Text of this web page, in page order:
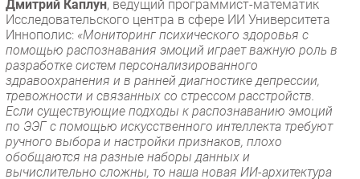
Новости
Аналитика
Интервью
Мероприятия
Проекты
IT класс
Тестовый стенд
Каталог компаний
Дмитрий Каплун, ведущий программист-математик
Исследовательского центра в сфере ИИ Университета
Иннополис: «Мониторинг психического здоровья с
помощью распознавания эмоций играет важную роль в
разработке систем персонализированного
здравоохранения и в ранней диагностике депрессии,
тревожности и связанных со стрессом расстройств.
Если существующие подходы к распознаванию эмоций
по ЭЭГ с помощью искусственного интеллекта требуют
ручного выбора и настройки признаков, плохо
обобщаются на разные наборы данных и
вычислительно сложны, то наша новая ИИ-архитектура